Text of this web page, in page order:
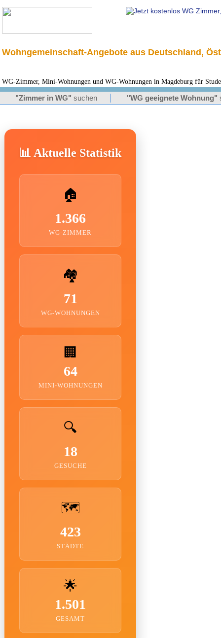
Wohngemeinschaft-Angebote aus Deutschland,
WG-Zimmer, Mini-Wohnungen und WG-Wohnungen in Magdeburg für
"Zimmer in WG" suchen "WG geeignete Wohnung"
📊 Aktuelle Statistik
🏠
1.366
WG-ZIMMER
🏘️
71
WG-WOHNUNGEN
🏢
64
MINI-WOHNUNGEN
🔍
18
GESUCHE
🗺️
423
STÄDTE
🌟
1.501
GESAMT